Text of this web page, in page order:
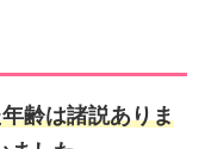
齢は諸説ありま